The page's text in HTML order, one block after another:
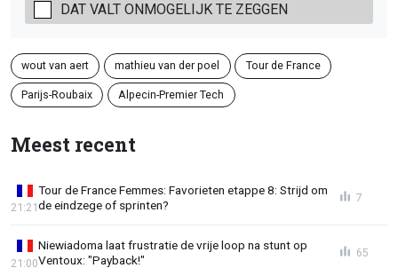
DAT VALT ONMOGELIJK TE ZEGGEN
wout van aert mathieu van der poel Tour de France
Parijs-Roubaix Alpecin-Premier Tech
Meest recent
Tour de France Femmes: Favorieten etappe 8: Strijd om
de eindzege of sprinten?
21:21
7
Niewiadoma laat frustratie de vrije loop na stunt op
Ventoux: "Payback!"
21:00
65